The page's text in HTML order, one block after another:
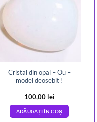
Cristal din opal – Ou –
model deosebit !
100,00 lei
ADĂUGAȚI ÎN COȘ